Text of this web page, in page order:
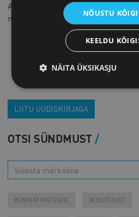
Alates 1. jaanuarist 2018 liikmele
mitteliikmele
50 € + km.
LIITU UUDISKIRJAGA
OTSI SÜNDMUST
KONTAKTÜRITUSED KOOLITUSED
NÕUSTU
KEELDU
NÄITA ÜKSIKASJU